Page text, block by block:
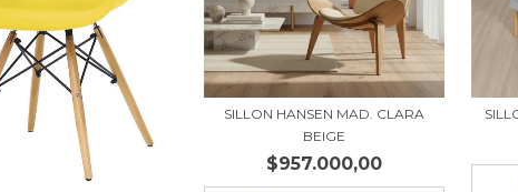
SILLON HANSEN MAD. CLARA
BEIGE
$957.000,00